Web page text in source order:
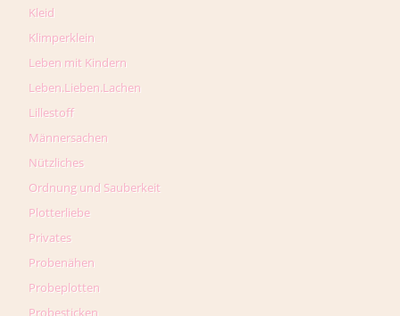
Kleid
Klimperklein
Leben mit Kindern
Leben.Lieben.Lachen
Lillestoff
Männersachen
Nützliches
Ordnung und Sauberkeit
Plotterliebe
Privates
Probenähen
Probeplotten
Probesticken